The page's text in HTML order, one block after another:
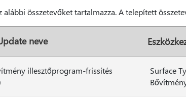
alábbi összetevőket tartalmazza. A telepített
neve
illesztőprogram-frissítés
Surface